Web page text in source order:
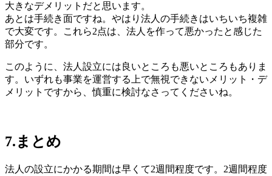
大きなデメリットだと思います。
あとは手続き面ですね。やはり法人の手続きはいちいち複雑
で大変です。これら2点は、法人を作って悪かったと感じた
部分です。
このように、法人設立には良いところも悪いところもありま
す。いずれも事業を運営する上で無視できないメリット・デ
メリットですから、慎重に検討なさってくださいね。
7.まとめ
法人の設立にかかる期間は早くて2週間程度です。2週間程度